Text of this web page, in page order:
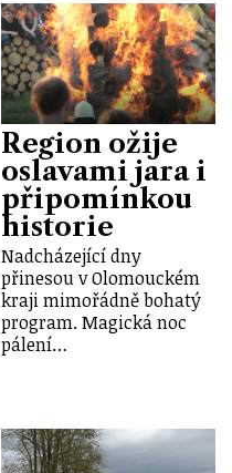
Region ožije
oslavami jara i
připomínkou
historie
Nadcházející dny
přinesou v Olomouckém
kraji mimořádně bohatý
program. Magická noc
pálení…